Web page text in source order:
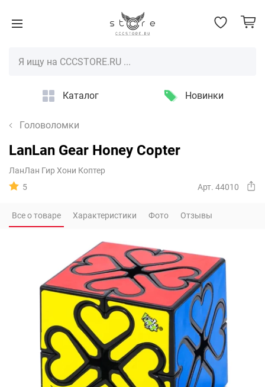
Каталог Новинки
Головоломки
LanLan Gear Honey Copter
ЛанЛан Гир Хони Коптер
5
Арт. 44010
Все о товаре Характеристики Фото Отзывы